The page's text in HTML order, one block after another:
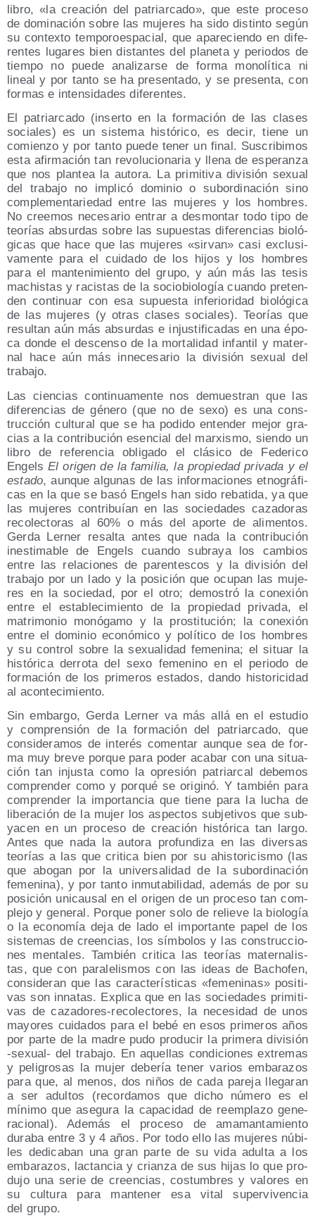
libro, «la crea­ción del patriar­ca­do», que este pro­ce­so
de domi­na­ción sobre las muje­res ha sido dis­tin­to según
su con­tex­to tem­po­roes­pa­cial, que apa­re­cien­do en dife­
ren­tes luga­res bien dis­tan­tes del pla­ne­ta y perio­dos de
tiem­po no pue­de ana­li­zar­se de for­ma mono­lí­ti­ca ni
lineal y por tan­to se ha pre­sen­ta­do, y se pre­sen­ta, con
for­mas e inten­si­da­des diferentes.
El patriar­ca­do (inser­to en la for­ma­ción de las cla­ses
socia­les) es un sis­te­ma his­tó­ri­co, es decir, tie­ne un
comien­zo y por tan­to pue­de tener un final. Sus­cri­bi­mos
esta afir­ma­ción tan revo­lu­cio­na­ria y lle­na de espe­ran­za
que nos plan­tea la auto­ra. La pri­mi­ti­va divi­sión sexual
del tra­ba­jo no impli­có domi­nio o subor­di­na­ción sino
com­ple­men­ta­rie­dad entre las muje­res y los hom­bres.
No cree­mos nece­sa­rio entrar a des­mon­tar todo tipo de
teo­rías absur­das sobre las supues­tas dife­ren­cias bio­ló­
gi­cas que hace que las muje­res «sir­van» casi exclu­si­
va­men­te para el cui­da­do de los hijos y los hom­bres
para el man­te­ni­mien­to del gru­po, y aún más las tesis
machis­tas y racis­tas de la socio­bio­lo­gía cuan­do pre­ten­
den con­ti­nuar con esa supues­ta infe­rio­ri­dad bio­ló­gi­ca
de las muje­res (y otras cla­ses socia­les). Teo­rías que
resul­tan aún más absur­das e injus­ti­fi­ca­das en una épo­
ca don­de el des­cen­so de la mor­ta­li­dad infan­til y mater­
nal hace aún más inne­ce­sa­rio la divi­sión sexual del
trabajo.
Las cien­cias con­ti­nua­men­te nos demues­tran que las
dife­ren­cias de géne­ro (que no de sexo) es una cons­
truc­ción cul­tu­ral que se ha podi­do enten­der mejor gra­
cias a la con­tri­bu­ción esen­cial del mar­xis­mo, sien­do un
libro de refe­ren­cia obli­ga­do el clá­si­co de Fede­ri­co
EngelsEl ori­gen de la fami­lia, la pro­pie­dad pri­va­da y el
esta­do, aun­que algu­nas de las infor­ma­cio­nes etno­grá­fi­
cas en la que se basó Engels han sido reba­ti­da, ya que
las muje­res con­tri­buían en las socie­da­des caza­do­ras
reco­lec­to­ras al 60% o más del apor­te de ali­men­tos.
Ger­da Ler­ner resal­ta antes que nada la con­tri­bu­ción
ines­ti­ma­ble de Engels cuan­do sub­ra­ya los cam­bios
entre las rela­cio­nes de paren­tes­cos y la divi­sión del
tra­ba­jo por un lado y la posi­ción que ocu­pan las muje­
res en la socie­dad, por el otro; demos­tró la cone­xión
entre el esta­ble­ci­mien­to de la pro­pie­dad pri­va­da, el
matri­mo­nio monó­ga­mo y la pros­ti­tu­ción; la cone­xión
entre el domi­nio eco­nó­mi­co y polí­ti­co de los hom­bres
y su con­trol sobre la sexua­li­dad feme­ni­na; el situar la
his­tó­ri­ca derro­ta del sexo feme­nino en el perio­do de
for­ma­ción de los pri­me­ros esta­dos, dan­do his­to­ri­ci­dad
al acontecimiento.
Sin embar­go, Ger­da Ler­ner va más allá en el estu­dio
y com­pren­sión de la for­ma­ción del patriar­ca­do, que
con­si­de­ra­mos de inte­rés comen­tar aun­que sea de for­
ma muy bre­ve por­que para poder aca­bar con una situa­
ción tan injus­ta como la opre­sión patriar­cal debe­mos
com­pren­der como y por­qué se ori­gi­nó. Y tam­bién para
com­pren­der la impor­tan­cia que tie­ne para la lucha de
libe­ra­ción de la mujer los aspec­tos sub­je­ti­vos que sub­
ya­cen en un pro­ce­so de crea­ción his­tó­ri­ca tan lar­go.
Antes que nada la auto­ra pro­fun­di­za en las diver­sas
teo­rías a las que cri­ti­ca bien por su ahis­to­ri­cis­mo (las
que abo­gan por la uni­ver­sa­li­dad de la subor­di­na­ción
feme­ni­na), y por tan­to inmu­ta­bi­li­dad, ade­más de por su
posi­ción uni­cau­sal en el ori­gen de un pro­ce­so tan com­
ple­jo y gene­ral. Por­que poner solo de relie­ve la bio­lo­gía
o la eco­no­mía deja de lado el impor­tan­te papel de los
sis­te­mas de creen­cias, los sím­bo­los y las cons­truc­cio­
nes men­ta­les. Tam­bién cri­ti­ca las teo­rías mater­na­lis­
tas, que con para­le­lis­mos con las ideas de Bacho­fen,
con­si­de­ran que las carac­te­rís­ti­cas «feme­ni­nas» posi­ti­
vas son inna­tas. Expli­ca que en las socie­da­des pri­mi­ti­
vas de caza­do­res-reco­lec­to­res, la nece­si­dad de unos
mayo­res cui­da­dos para el bebé en esos pri­me­ros años
por par­te de la madre pudo pro­du­cir la pri­me­ra divi­sión
‑sexual- del tra­ba­jo. En aque­llas con­di­cio­nes extre­mas
y peli­gro­sas la mujer debe­ría tener varios emba­ra­zos
para que, al menos, dos niños de cada pare­ja lle­ga­ran
a ser adul­tos (recor­da­mos que dicho núme­ro es el
míni­mo que ase­gu­ra la capa­ci­dad de reem­pla­zo gene­
ra­cio­nal). Ade­más el pro­ce­so de ama­man­ta­mien­to
dura­ba entre 3 y 4 años. Por todo ello las muje­res núbi­
les dedi­ca­ban una gran par­te de su vida adul­ta a los
emba­ra­zos, lac­tan­cia y crian­za de sus hijas lo que pro­
du­jo una serie de creen­cias, cos­tum­bres y valo­res en
su cul­tu­ra para man­te­ner esa vital super­vi­ven­cia
del grupo.